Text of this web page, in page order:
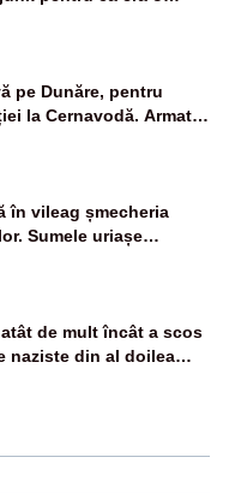
bănci și fondurile de
pe Dunăre, pentru
la Cernavodă. Armata
și va devia apa
în vileag șmecheria
Sumele uriașe
român
de mult încât a scos
naziste din al doilea